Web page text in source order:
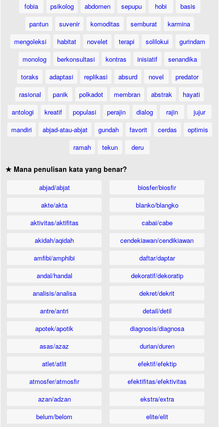
fobia psikolog abdomen sepupu hobi
basis
pantun
suvenir komoditas semburat
karmina
mengoleksi
habitat novelet terapi solilokui
gurindam
monolog
berkonsultasi kontras inisiatif
senandika
toraks
adaptasi replikasi absurd novel
predator
rasional
panik polkadot membran abstrak
hayati
antologi
kreatif populasi perajin dialog rajin
jujur
mandiri
abjad-atau-abjat gundah favorit cerdas
optimis
ramah
tekun deru
★ Mana penulisan kata yang benar?
abjad/abjat
akte/akta
aktivitas/aktifitas
akidah/aqidah
amfibi/amphibi
andal/handal
analisis/analisa
antre/antri
apotek/apotik
asas/azaz
atlet/atlit
atmosfer/atmosfir
azan/adzan
belum/belom
biosfer/biosfir
blanko/blangko
cabai/cabe
cendekiawan/cendikiawan
daftar/daptar
dekoratif/dekoratip
dekret/dekrit
detail/detil
diagnosis/diagnosa
durian/duren
efektif/efektip
efektifitas/efektivitas
ekstra/extra
elite/elit